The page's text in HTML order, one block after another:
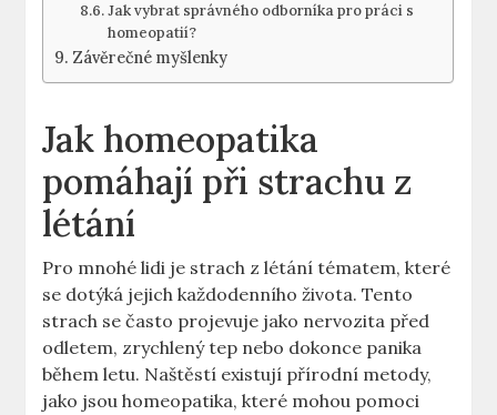
Jak vybrat správného odborníka pro práci s
homeopatií?
Závěrečné myšlenky
Jak homeopatika
pomáhají při strachu z
létání
Pro mnohé lidi je strach z létání tématem, které
se dotýká jejich každodenního života. Tento
strach se často projevuje jako nervozita před
odletem, zrychlený tep nebo dokonce panika
během letu. Naštěstí existují přírodní metody,
jako jsou homeopatika, které mohou pomoci